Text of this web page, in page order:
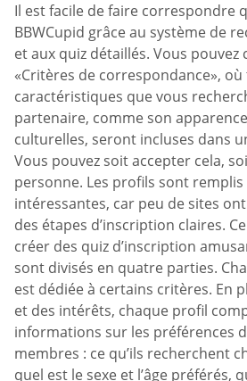
Il est facile de faire correspondre
BBWCupid grâce au système de
et aux quiz détaillés. Vous pouvez
«Critères de correspondance»,
caractéristiques que vous
partenaire, comme son
culturelles, seront incluses dans
Vous pouvez soit accepter cela,
personne. Les profils sont
intéressantes, car peu de sites
des étapes d’inscription claires.
créer des quiz d’inscription
sont divisés en quatre parties.
est dédiée à certains critères. En
et des intérêts, chaque profil
informations sur les préférences
membres : ce qu’ils recherchent
quel est le sexe et l’âge préférés,